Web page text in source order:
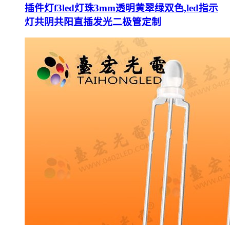
插件灯f3led灯珠3mm透明黄翠绿双色,led指示
灯共阴共阳直插发光二极管定制